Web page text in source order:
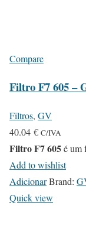
Compare
Filtro F7 605 –
Filtros, GV
40.04 € C/IVA
Filtro F7 605é um
Add to wishlist
AdicionarBrand:
Quick view